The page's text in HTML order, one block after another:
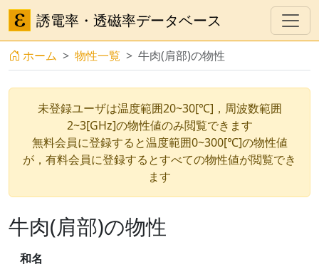
誘電率・透磁率データベース
ホーム 物性一覧 牛肉(肩部)の物性
未登録ユーザは温度範囲20~30[℃]，周波数範囲
2~3[GHz]の物性値のみ閲覧できます
無料会員に登録すると温度範囲0~300[℃]の物性値
が，有料会員に登録するとすべての物性値が閲覧でき
ます
牛肉(肩部)の物性
和名